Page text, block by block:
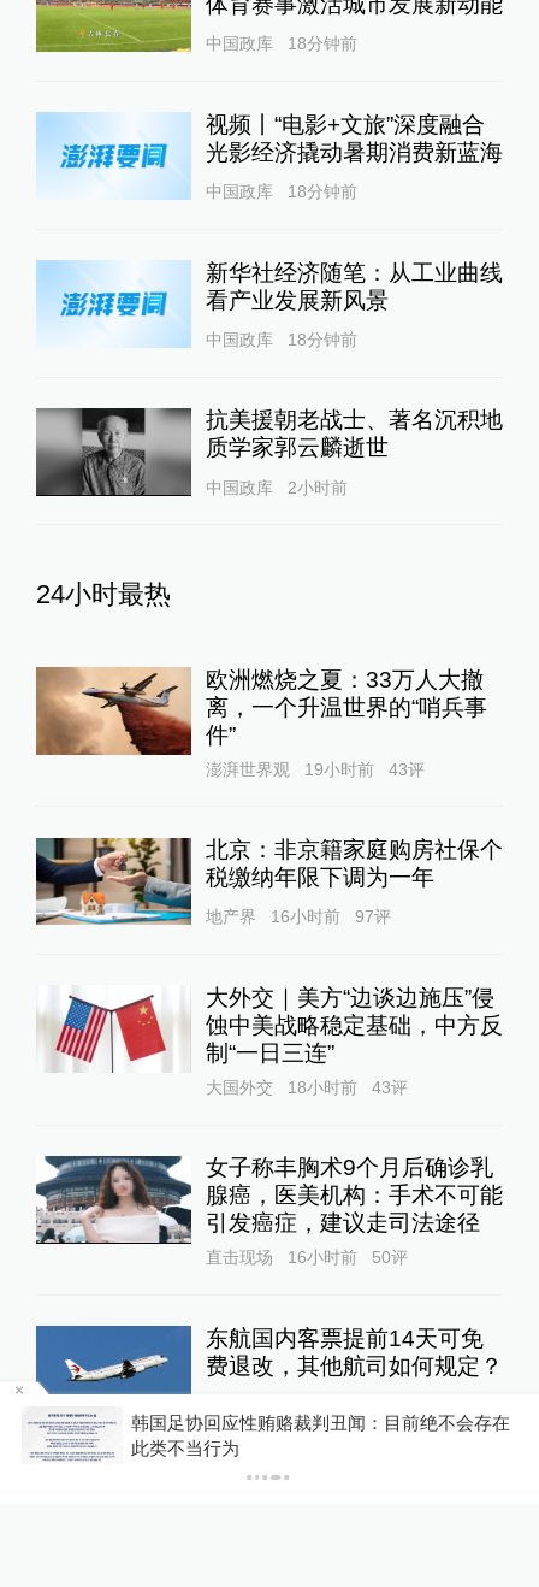
中国政库 18分钟前
视频丨“电影+文旅”深度融合
光影经济撬动暑期消费新蓝海
中国政库 18分钟前
新华社经济随笔：从工业曲线
看产业发展新风景
中国政库 18分钟前
抗美援朝老战士、著名沉积地
质学家郭云麟逝世
中国政库 2小时前
24小时最热
欧洲燃烧之夏：33万人大撤
离，一个升温世界的“哨兵事
件”
澎湃世界观 19小时前 43评
北京：非京籍家庭购房社保个
税缴纳年限下调为一年
地产界 16小时前 97评
大外交｜美方“边谈边施压”侵
蚀中美战略稳定基础，中方反
制“一日三连”
大国外交 18小时前 43评
女子称丰胸术9个月后确诊乳
腺癌，医美机构：手术不可能
引发癌症，建议走司法途径
直击现场 16小时前 50评
东航国内客票提前14天可免
费退改，其他航司如何规定？
韩国足协回应性贿赂裁判丑闻：目前绝不会存在
此类不当行为